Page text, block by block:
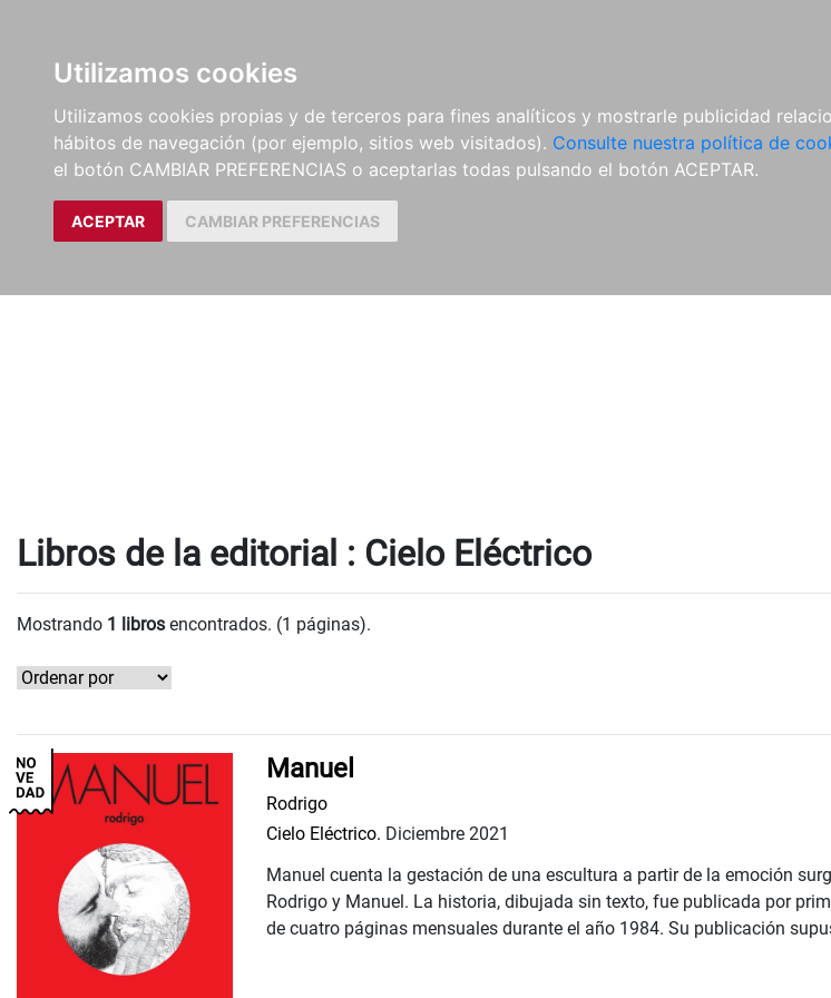
Utilizamos cookies
Utilizamos cookies propias y de terceros para fines analíticos y mostrarle publicidad
hábitos de navegación (por ejemplo, sitios web visitados). Consulte nuestra política de
el botón CAMBIAR PREFERENCIAS o aceptarlas todas pulsando el botón ACEPTAR.
ACEPTAR CAMBIAR PREFERENCIAS
Libros de la editorial : Cielo Eléctrico
Mostrando 1 libros encontrados. (1 páginas).
Manuel
Rodrigo
Cielo Eléctrico. Diciembre 2021
Manuel cuenta la gestación de una escultura a partir de la emoción
Rodrigo y Manuel. La historia, dibujada sin texto, fue publicada por
de cuatro páginas mensuales durante el año 1984. Su publicación